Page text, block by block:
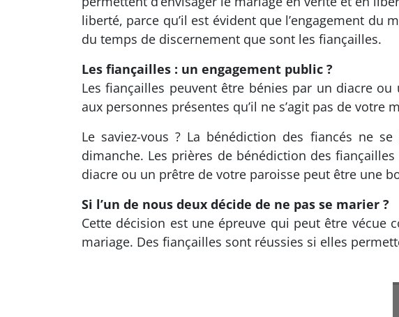
liberté, parce qu’il est évident que l’engagement du
du temps de discernement que sont les fiançailles.
Les fiançailles : un engagement public ?
Les fiançailles peuvent être bénies par un diacre
aux personnes présentes qu’il ne s’agit pas de votre
Le saviez-vous ? La bénédiction des fiancés ne
dimanche. Les prières de bénédiction des
diacre ou un prêtre de votre paroisse peut être une
Si l’un de nous deux décide de ne pas se marier ?
Cette décision est une épreuve qui peut être vécue
mariage. Des fiançailles sont réussies si elles